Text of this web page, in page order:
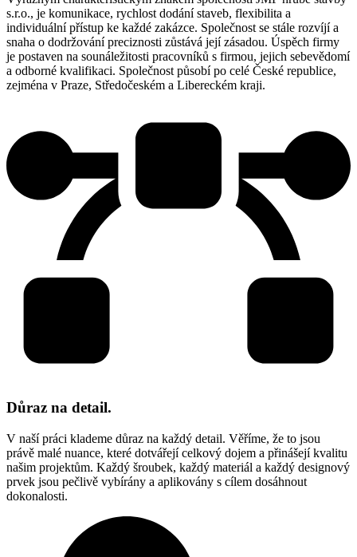
s.r.o., je komunikace, rychlost dodání staveb, flexibilita a
individuální přístup ke každé zakázce. Společnost se stále rozvíjí a
snaha o dodržování preciznosti zůstává její zásadou. Úspěch firmy
je postaven na sounáležitosti pracovníků s firmou, jejich sebevědomí
a odborné kvalifikaci. Společnost působí po celé České republice,
zejména v Praze, Středočeském a Libereckém kraji.
Důraz na detail.
V naší práci klademe důraz na každý detail. Věříme, že to jsou
právě malé nuance, které dotvářejí celkový dojem a přinášejí kvalitu
našim projektům. Každý šroubek, každý materiál a každý designový
prvek jsou pečlivě vybírány a aplikovány s cílem dosáhnout
dokonalosti.